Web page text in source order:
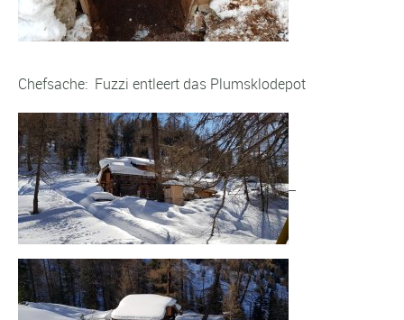
Chefsache: Fuzzi entleert das Plumsklodepot